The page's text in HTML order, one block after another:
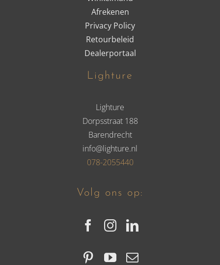
Afrekenen
Privacy Policy
Retourbeleid
Dealerportaal
Lighture
Lighture
Dorpsstraat 188
Barendrecht
info@lighture.nl
078-2055440
Volg ons op: